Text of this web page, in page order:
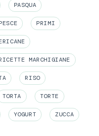
PASQUA
PRIMI
MARCHIGIANE
RISO
TORTA TORTE
YOGURT ZUCCA